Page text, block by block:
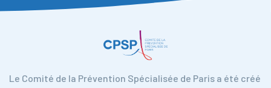
Le Comité de la Prévention Spécialisée de Paris a été créé